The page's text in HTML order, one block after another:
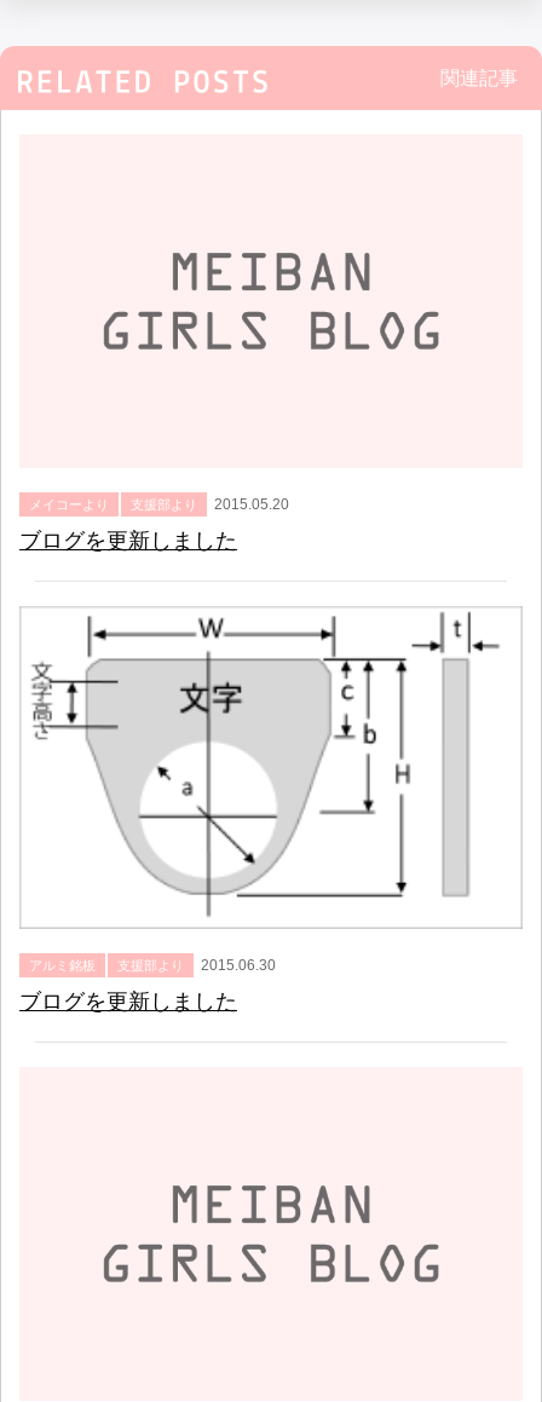
関連記事
メイコーより 支援部より 2015.05.20
ブログを更新しました
アルミ銘板 支援部より 2015.06.30
ブログを更新しました